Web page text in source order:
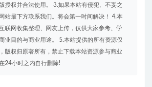
授权并合法使用。 3.如果本站有侵犯、不妥之
站最下方联系我们。将会第一时间解决！ 4.本
联网收集整理、网友上传，仅供大家参考、学
业目的与商业用途。 5.本站提供的所有资源仅
版权归原著所有，禁止下载本站资源参与商业
24小时之内自行删除!